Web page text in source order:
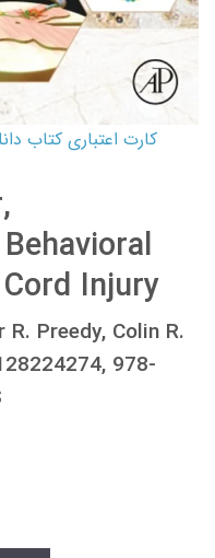
Injury
Preedy, Colin R.
978-